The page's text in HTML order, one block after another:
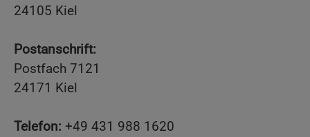
24105 Kiel
Postanschrift:
Postfach 7121
24171 Kiel
Telefon: +49 431 988 1620